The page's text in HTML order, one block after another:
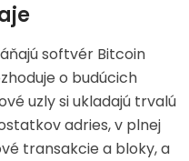
softvér Bitcoin
o budúcich
uzly si ukladajú trvalú
adries, v plnej
transakcie a bloky, a